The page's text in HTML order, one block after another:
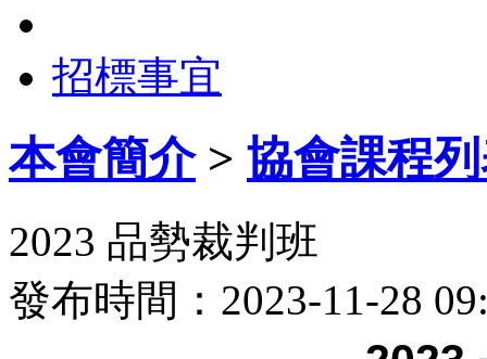
招標事宜
本會簡介> 協會課程
2023 品勢裁判班
發布時間：2023-11-28